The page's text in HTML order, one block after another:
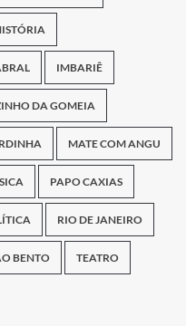
IMBARIÊ
DA GOMEIA
MATE COM ANGU
PAPO CAXIAS
RIO DE JANEIRO
BENTO TEATRO